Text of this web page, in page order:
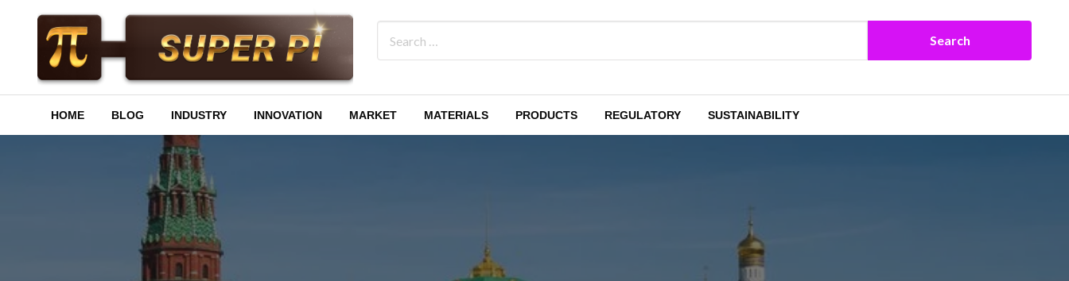
Superpi
HOME BLOG INDUSTRY INNOVATION MARKET MATERIALS PRODUCTS REGULATORY SUSTAINABILITY